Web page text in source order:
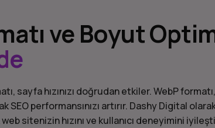
ve Boyut
sayfa hızınızı doğrudan etkiler. WebP
performansınızı artırır. Dashy Digital
sitenizin hızını ve kullanıcı deneyimini